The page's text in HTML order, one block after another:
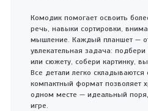
Комодик помогает освоить
речь, навыки сортировки,
мышление. Каждый планшет —
увлекательная задача:
или сюжету, собери картинку,
Все детали легко
компактный формат позволяет
одном месте — идеальный
игре.